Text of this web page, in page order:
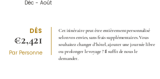
Déc - Août
€2,421
DÉS
Par Personne
Cet itinéraire peut être entièrement personnalisé
selon vos envies, sans frais supplémentaires. Vous
souhaitez changer d’hôtel, ajouter une journée libre
ou prolonger le voyage ? Il suffit de nous le
demander.